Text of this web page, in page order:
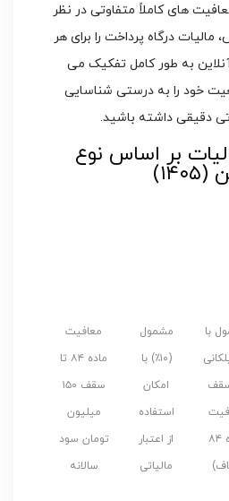
های کاملاً متفاوتی در نظر
درگاه پرداخت را برای هر
به طور کامل تفکیک می
خود را به درستی شناسایی
دقیقی داشته باشید.
بر اساس نوع
با
ماده ۸۴
مشمول
(۱۰٪) با
امکان
استفاده
از اعتبار
مالیاتی
معافیت
ماده ۸۴ تا
سقف ۱۵۰
میلیون
تومان سود
سالانه